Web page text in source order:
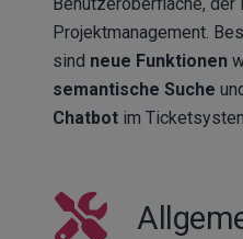
Projektmanagement.
sind neue Funktionen
semantische Suche
Chatbot im